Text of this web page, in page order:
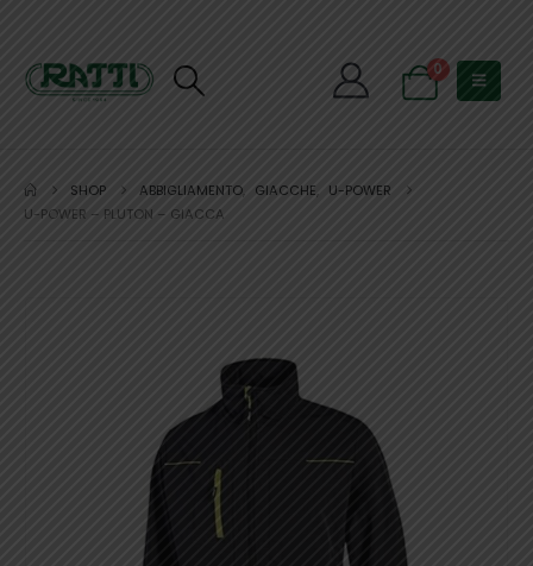
0
SHOP ABBIGLIAMENTO GIACCHE
U-POWER
U-POWER – PLUTON – GIACCA